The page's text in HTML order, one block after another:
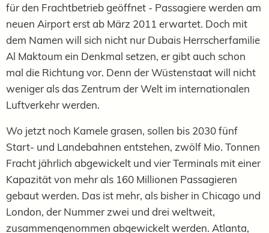
für den Frachtbetrieb geöffnet - Passagiere werden am
neuen Airport erst ab März 2011 erwartet. Doch mit
dem Namen will sich nicht nur Dubais Herrscherfamilie
Al Maktoum ein Denkmal setzen, er gibt auch schon
mal die Richtung vor. Denn der Wüstenstaat will nicht
weniger als das Zentrum der Welt im internationalen
Luftverkehr werden.
Wo jetzt noch Kamele grasen, sollen bis 2030 fünf
Start- und Landebahnen entstehen, zwölf Mio. Tonnen
Fracht jährlich abgewickelt und vier Terminals mit einer
Kapazität von mehr als 160 Millionen Passagieren
gebaut werden. Das ist mehr, als bisher in Chicago und
London, der Nummer zwei und drei weltweit,
zusammengenommen abgewickelt werden. Atlanta,